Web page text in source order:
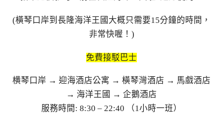
(橫琴口岸到長隆海洋王國大概只需要15分鐘的時間，
非常快喔！)
免費接駁巴士
横琴口岸 → 迎海酒店公寓 → 橫琴灣酒店 → 馬戲酒店
→ 海洋王國 → 企鵝酒店
服務時間: 8:30 – 22:40 （1小時一班）